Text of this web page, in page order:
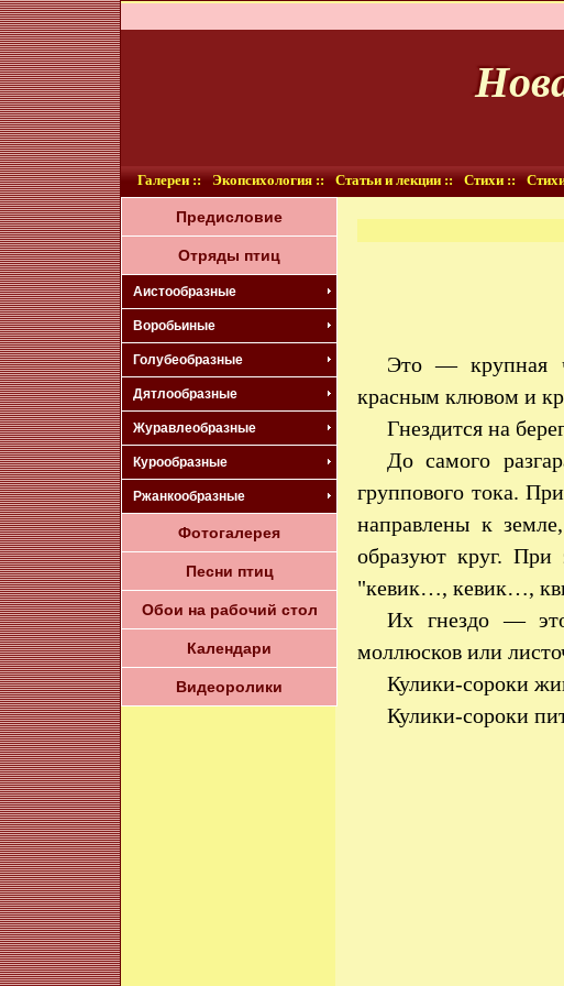
Галереи :: Экопсихология :: Статьи и лекции :: Стихи ::
Предисловие
Отряды птиц
Аистообразные
Воробьиные
Голубеобразные
Дятлообразные
Журавлеобразные
Курообразные
Ржанкообразные
Фотогалерея
Песни птиц
Обои на рабочий стол
Календари
Видеоролики
Это — крупная
красным клювом и
Гнездится на
До самого
группового тока.
направлены к
образуют круг. При
"кевик…, кевик…,
Их гнездо —
моллюсков или
Кулики-сороки
Кулики-сороки